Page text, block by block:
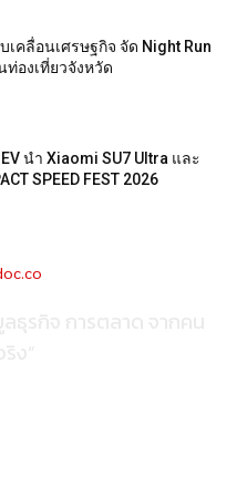
คลื่อนเศรษฐกิจ จัด Night Run
องเที่ยวจังหวัด
นำ Xiaomi SU7 Ultra และ
SPEED FEST 2026